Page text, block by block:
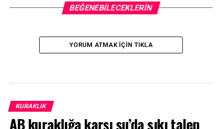
BEĞENEBILECEKLERIN
YORUM ATMAK IÇIN TIKLA
KURAKLIK
AB kuraklığa karşı su’da sıkı talep